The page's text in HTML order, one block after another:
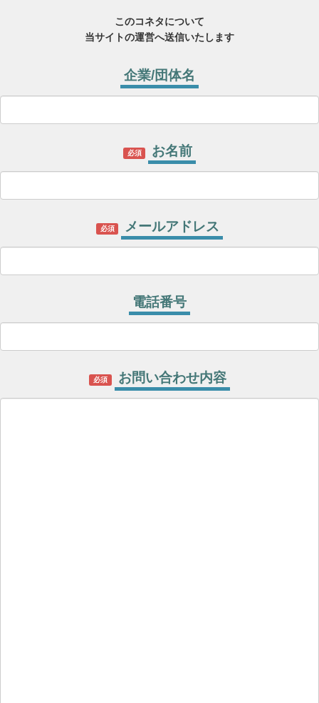
このコネタについて
当サイトの運営へ送信いたします
企業/団体名
必須 お名前
必須 メールアドレス
電話番号
必須 お問い合わせ内容